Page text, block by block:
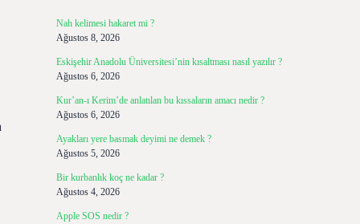
Nah kelimesi hakaret mi ?
Ağustos 8, 2026
Eskişehir Anadolu Üniversitesi’nin kısaltması nasıl yazılır ?
Ağustos 6, 2026
Kur’an-ı Kerim’de anlatılan bu kıssaların amacı nedir ?
Ağustos 6, 2026
Ayakları yere basmak deyimi ne demek ?
Ağustos 5, 2026
Bir kurbanlık koç ne kadar ?
Ağustos 4, 2026
Apple SOS nedir ?